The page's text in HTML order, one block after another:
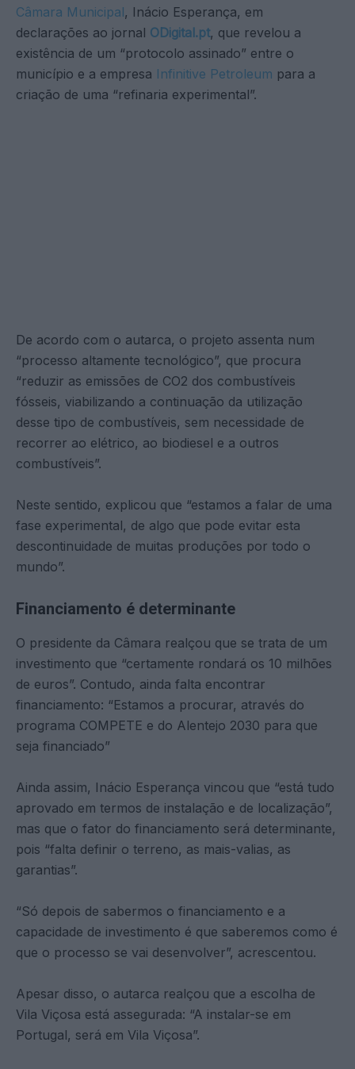
Câmara Municipal, Inácio Esperança, em
declarações ao jornal ODigital.pt, que revelou a
existência de um “protocolo assinado” entre o
município e a empresa Infinitive Petroleum para a
criação de uma “refinaria experimental”.
De acordo com o autarca, o projeto assenta num
“processo altamente tecnológico”, que procura
“reduzir as emissões de CO2 dos combustíveis
fósseis, viabilizando a continuação da utilização
desse tipo de combustíveis, sem necessidade de
recorrer ao elétrico, ao biodiesel e a outros
combustíveis”.
Neste sentido, explicou que “estamos a falar de uma
fase experimental, de algo que pode evitar esta
descontinuidade de muitas produções por todo o
mundo”.
Financiamento é determinante
O presidente da Câmara realçou que se trata de um
investimento que “certamente rondará os 10 milhões
de euros”. Contudo, ainda falta encontrar
financiamento: “Estamos a procurar, através do
programa COMPETE e do Alentejo 2030 para que
seja financiado”
Ainda assim, Inácio Esperança vincou que “está tudo
aprovado em termos de instalação e de localização”,
mas que o fator do financiamento será determinante,
pois “falta definir o terreno, as mais-valias, as
garantias”.
“Só depois de sabermos o financiamento e a
capacidade de investimento é que saberemos como é
que o processo se vai desenvolver”, acrescentou.
Apesar disso, o autarca realçou que a escolha de
Vila Viçosa está assegurada: “A instalar-se em
Portugal, será em Vila Viçosa”.